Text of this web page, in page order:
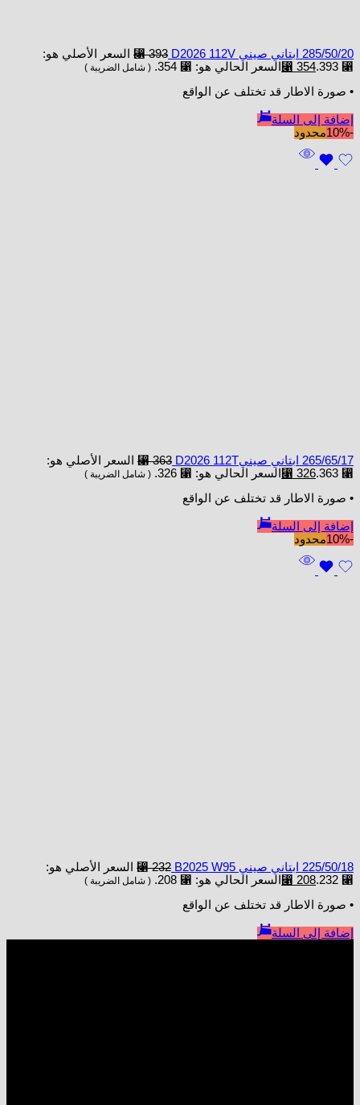
285/50/20 ابتاني صيني D2026 112V ⃁393
السعر الأصلي هو:
⃁ 393.
⃁ 354 السعر الحالي هو: ⃁ 354. ( شامل الضريبة )
• صورة الاطار قد تختلف عن الواقع
إضافة إلى السلة
-10%
محدود
265/65/17 ابتاني صينيD2026 112T ⃁363
السعر الأصلي هو:
⃁ 363.
⃁ 326 السعر الحالي هو: ⃁ 326. ( شامل الضريبة )
• صورة الاطار قد تختلف عن الواقع
إضافة إلى السلة
-10%
محدود
225/50/18 ابتاني صيني B2025 W95 ⃁232
السعر الأصلي هو:
⃁ 232.
⃁ 208 السعر الحالي هو: ⃁ 208. ( شامل الضريبة )
• صورة الاطار قد تختلف عن الواقع
إضافة إلى السلة